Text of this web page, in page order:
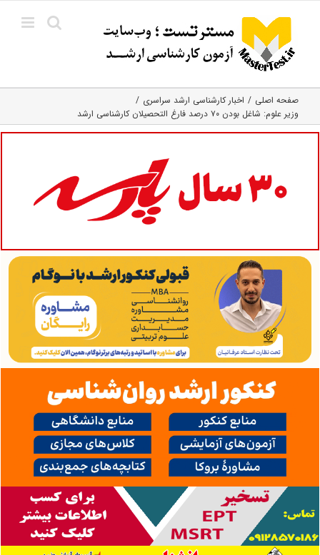
content
صفحه اصلی
اخبار کارشناسی ارشد سراسری
وزیر علوم: شاغل بودن ۷۰ درصد فارغ التحصیلان کارشناسی ارشد